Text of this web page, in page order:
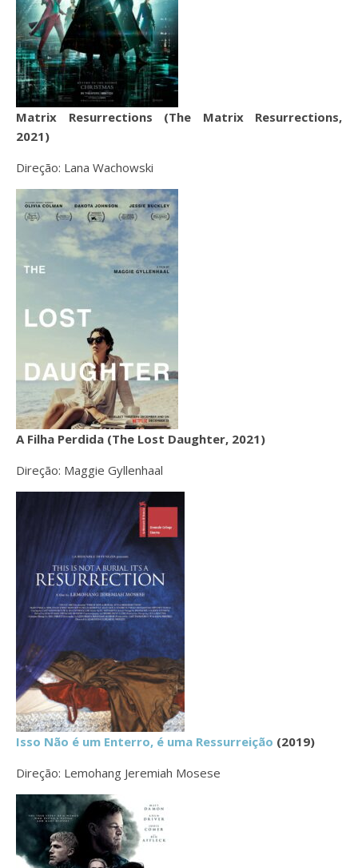
Matrix Resurrections (The Matrix Resurrections,
2021)
Direção: Lana Wachowski
A Filha Perdida (The Lost Daughter, 2021)
Direção: Maggie Gyllenhaal
Isso Não é um Enterro, é uma Ressurreição (2019)
Direção: Lemohang Jeremiah Mosese